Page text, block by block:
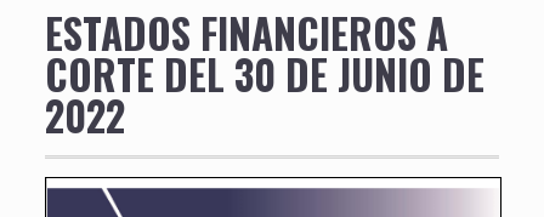
ESTADOS FINANCIEROS A
CORTE DEL 30 DE JUNIO DE
2022